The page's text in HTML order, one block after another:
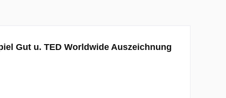
Gut u. TED Worldwide Auszeichnung